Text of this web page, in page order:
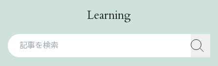
Learning